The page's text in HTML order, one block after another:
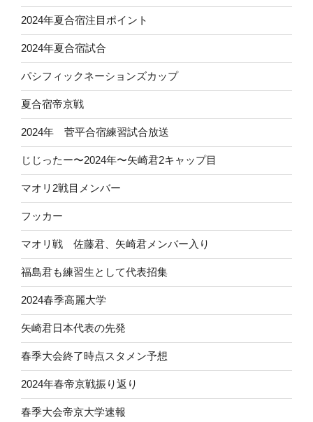
2024年夏合宿注目ポイント
2024年夏合宿試合
パシフィックネーションズカップ
夏合宿帝京戦
2024年 菅平合宿練習試合放送
じじったー〜2024年〜矢崎君2キャップ目
マオリ2戦目メンバー
フッカー
マオリ戦 佐藤君、矢崎君メンバー入り
福島君も練習生として代表招集
2024春季高麗大学
矢崎君日本代表の先発
春季大会終了時点スタメン予想
2024年春帝京戦振り返り
春季大会帝京大学速報